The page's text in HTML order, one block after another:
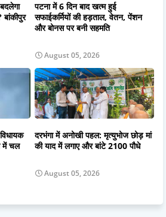
बांकीपुर
पटना में 6 दिन बाद खत्म हुई
सफाईकर्मियों की हड़ताल, वेतन, पेंशन
और बोनस पर बनी सहमति
August 05, 2026
में चल
दरभंगा में अनोखी पहल: मृत्युभोज छोड़ मां
की याद में लगाए और बांटे 2100 पौधे
August 05, 2026